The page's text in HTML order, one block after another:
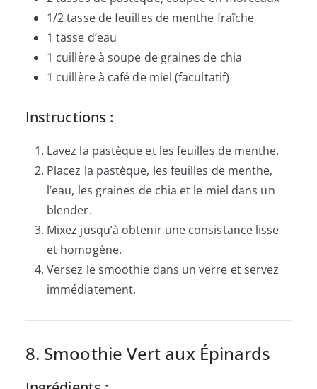
1/2 tasse de feuilles de menthe fraîche
1 tasse d’eau
1 cuillère à soupe de graines de chia
1 cuillère à café de miel (facultatif)
Instructions :
Lavez la pastèque et les feuilles de menthe.
Placez la pastèque, les feuilles de menthe,
l’eau, les graines de chia et le miel dans un
blender.
Mixez jusqu’à obtenir une consistance lisse
et homogène.
Versez le smoothie dans un verre et servez
immédiatement.
8. Smoothie Vert aux Épinards